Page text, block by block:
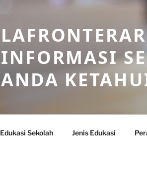
INFORMASI
ANDA
Edukasi Sekolah Jenis Edukasi